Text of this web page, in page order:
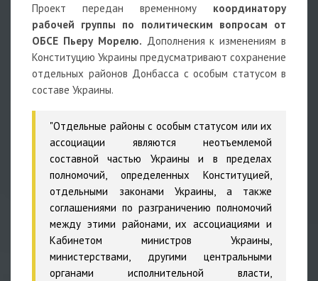
Проект передан временному координатору
рабочей группы по политическим вопросам от
ОБСЕ Пьеру Морелю. Дополнения к изменениям в
Конституцию Украины предусматривают сохранение
отдельных районов Донбасса с особым статусом в
составе Украины.
"Отдельные районы с особым статусом или их
ассоциации являются неотъемлемой
составной частью Украины и в пределах
полномочий, определенных Конституцией,
отдельными законами Украины, а также
соглашениями по разграничению полномочий
между этими районами, их ассоциациями и
Кабинетом министров Украины,
министерствами, другими центральными
органами исполнительной власти,